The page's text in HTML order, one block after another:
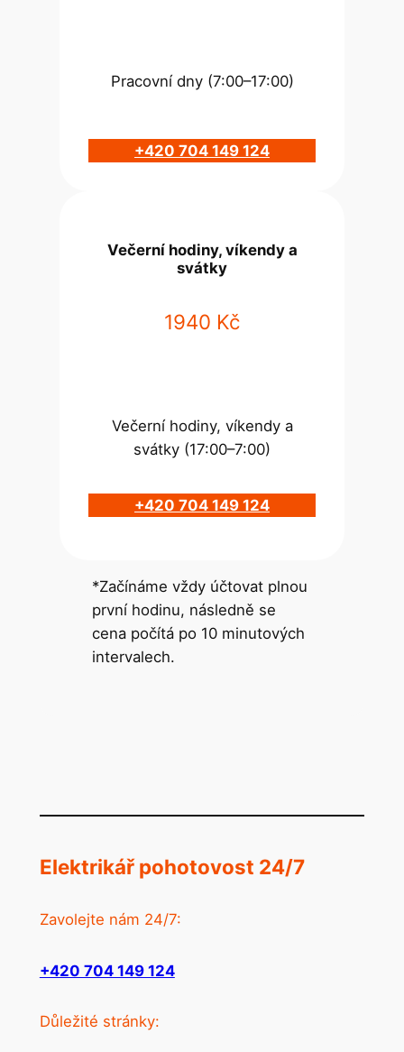
Pracovní dny (7:00–17:00)
+420 704 149 124
Večerní hodiny, víkendy a
svátky
1940 Kč
Večerní hodiny, víkendy a
svátky (17:00–7:00)
+420 704 149 124
*Začínáme vždy účtovat plnou
první hodinu, následně se
cena počítá po 10 minutových
intervalech.
Elektrikář pohotovost 24/7
Zavolejte nám 24/7:
+420 704 149 124
Důležité stránky: